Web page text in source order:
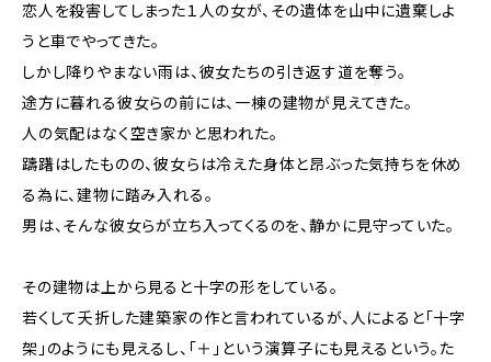
恋人を殺害してしまった１人の女が、その遺体を山中に遺棄しよ
うと車でやってきた。
しかし降りやまない雨は、彼女たちの引き返す道を奪う。
途方に暮れる彼女らの前には、一棟の建物が見えてきた。
人の気配はなく空き家かと思われた。
躊躇はしたものの、彼女らは冷えた身体と昂ぶった気持ちを休め
る為に、建物に踏み入れる。
男は、そんな彼女らが立ち入ってくるのを、静かに見守っていた。
その建物は上から見ると十字の形をしている。
若くして夭折した建築家の作と言われているが、人によると「十字
架」のようにも見えるし、「＋」という演算子にも見えるという。た